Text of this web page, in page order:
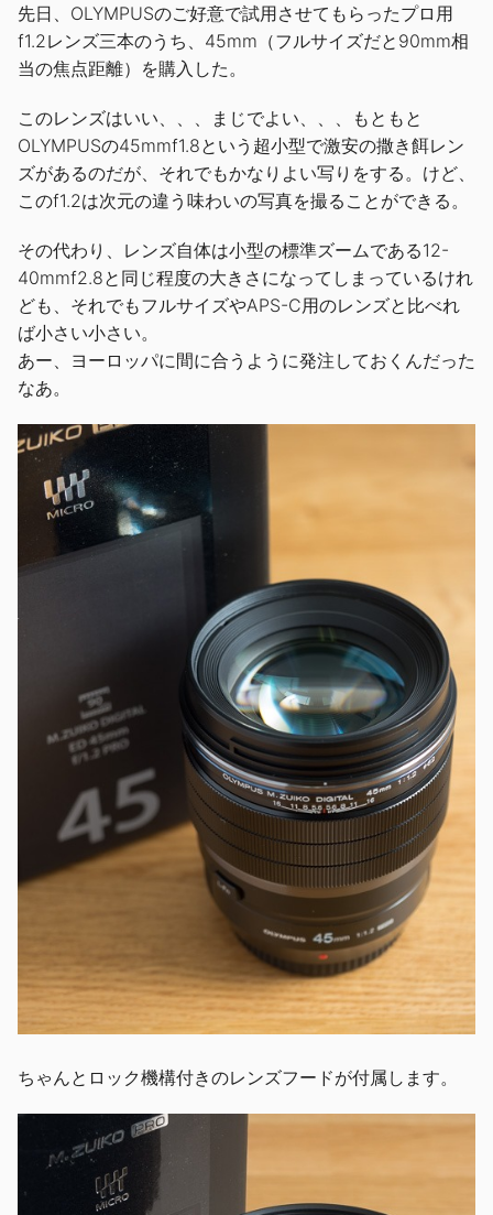
先日、OLYMPUSのご好意で試用させてもらったプロ用
f1.2レンズ三本のうち、45mm（フルサイズだと90mm相
当の焦点距離）を購入した。
このレンズはいい、、、まじでよい、、、もともと
OLYMPUSの45mmf1.8という超小型で激安の撒き餌レン
ズがあるのだが、それでもかなりよい写りをする。けど、
このf1.2は次元の違う味わいの写真を撮ることができる。
その代わり、レンズ自体は小型の標準ズームである12-
40mmf2.8と同じ程度の大きさになってしまっているけれ
ども、それでもフルサイズやAPS-C用のレンズと比べれ
ば小さい小さい。
あー、ヨーロッパに間に合うように発注しておくんだった
なあ。
ちゃんとロック機構付きのレンズフードが付属します。